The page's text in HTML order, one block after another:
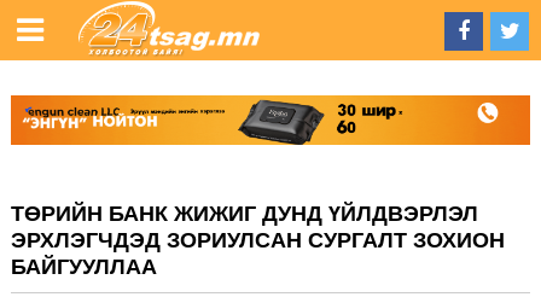
ТӨРИЙН БАНК ЖИЖИГ ДУНД ҮЙЛДВЭРЛЭЛ
ЭРХЛЭГЧДЭД ЗОРИУЛСАН СУРГАЛТ ЗОХИОН
БАЙГУУЛЛАА